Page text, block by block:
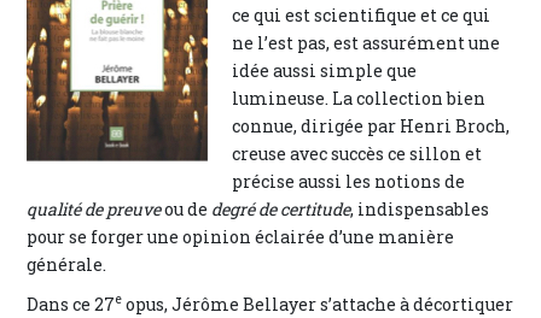
ce qui est scientifique et ce qui
ne l’est pas, est assurément une
idée aussi simple que
lumineuse. La collection bien
connue, dirigée par Henri Broch,
creuse avec succès ce sillon et
précise aussi les notions de
qualité de preuveou de degré de certitude, indispensables
pour se forger une opinion éclairée d’une manière
générale.
Dans ce 27e opus, Jérôme Bellayer s’attache à décortiquer